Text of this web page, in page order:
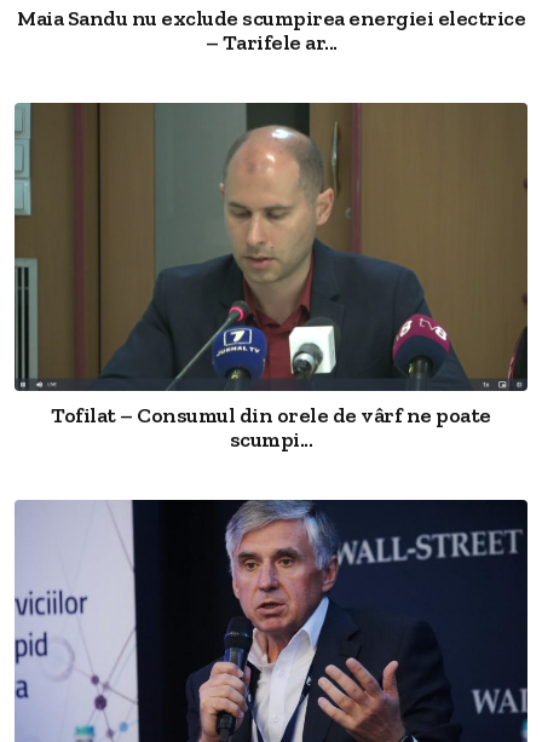
Maia Sandu nu exclude scumpirea energiei electrice
– Tarifele ar...
Tofilat – Consumul din orele de vârf ne poate
scumpi...